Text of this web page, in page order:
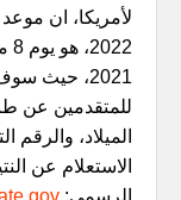
لأمريكا، ان
2021، حيث
للمتقدمين عن
الميلاد، والرقم
الاستعلام عن
الرسمي: